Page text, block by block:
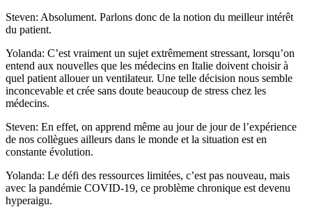
Steven: Absolument. Parlons donc de la notion du meilleur intérêt
du patient.
Yolanda: C’est vraiment un sujet extrêmement stressant, lorsqu’on
entend aux nouvelles que les médecins en Italie doivent choisir à
quel patient allouer un ventilateur. Une telle décision nous semble
inconcevable et crée sans doute beaucoup de stress chez les
médecins.
Steven: En effet, on apprend même au jour de jour de l’expérience
de nos collègues ailleurs dans le monde et la situation est en
constante évolution.
Yolanda: Le défi des ressources limitées, c’est pas nouveau, mais
avec la pandémie COVID-19, ce problème chronique est devenu
hyperaigu.